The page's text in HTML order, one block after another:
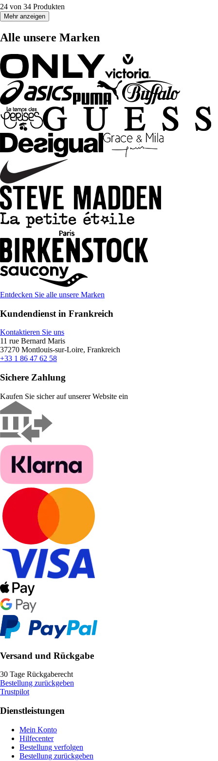
24 von 34 Produkten
Mehr anzeigen
Alle unsere Marken
Entdecken Sie alle unsere Marken
Kundendienst in Frankreich
Kontaktieren Sie uns
11 rue Bernard Maris
37270 Montlouis-sur-Loire, Frankreich
+33 1 86 47 62 58
Sichere Zahlung
Kaufen Sie sicher auf unserer Website ein
Versand und Rückgabe
30 Tage Rückgaberecht
Bestellung zurückgeben
Trustpilot
Dienstleistungen
Mein Konto
Hilfecenter
Bestellung verfolgen
Bestellung zurückgeben